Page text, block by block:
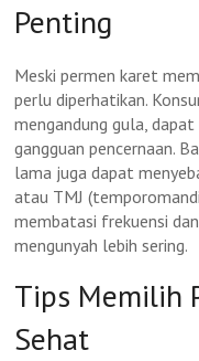
Penting
Meski permen karet
perlu diperhatikan.
mengandung gula,
gangguan pencernaan.
lama juga dapat
atau TMJ
membatasi frekuensi
mengunyah lebih sering.
Tips Memilih
Sehat